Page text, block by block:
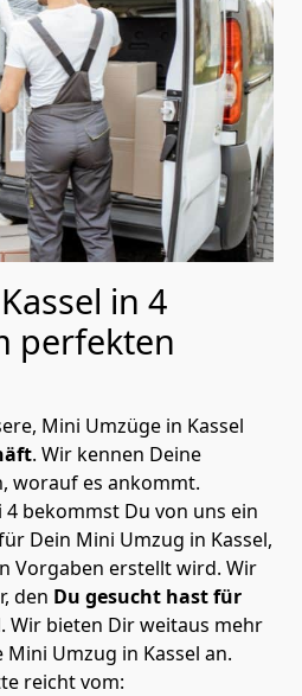
in 4
perfekten
Mini Umzüge in Kassel
. Wir kennen Deine
worauf es ankommt.
bekommst Du von uns ein
Dein Mini Umzug in Kassel,
Vorgaben erstellt wird. Wir
den Du gesucht hast für
Wir bieten Dir weitaus mehr
Umzug in Kassel an.
reicht vom: